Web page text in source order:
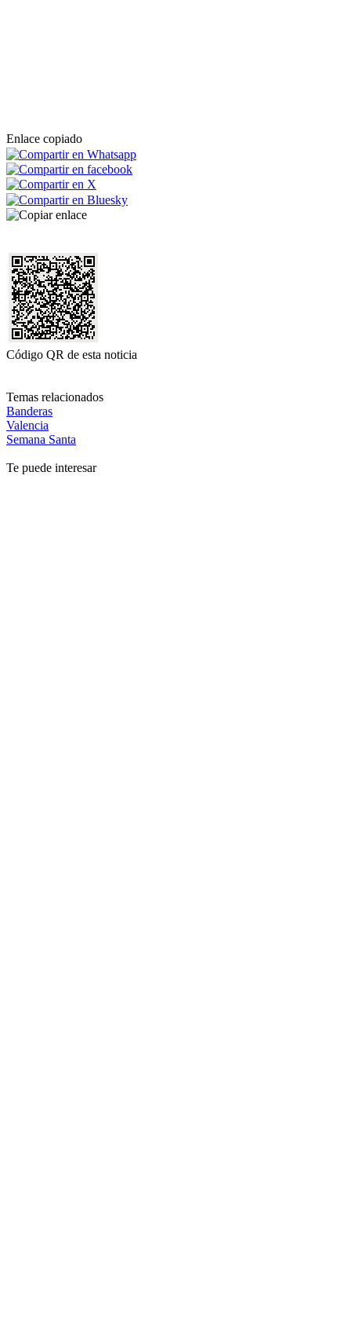
Enlace copiado
Código QR de esta noticia
Temas relacionados
Banderas
Valencia
Semana Santa
Te puede interesar